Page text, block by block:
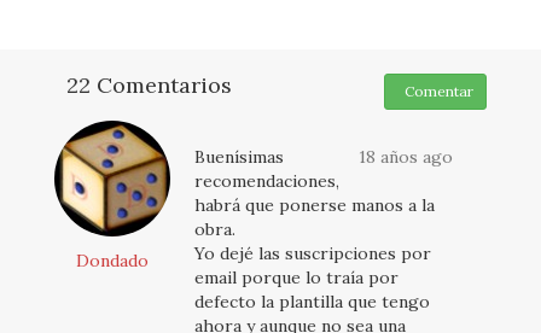
22 Comentarios Comentar
Dondado
18 años ago
Buenísimas
recomendaciones,
habrá que ponerse manos a la
obra.
Yo dejé las suscripciones por
email porque lo traía por
defecto la plantilla que tengo
ahora y aunque no sea una